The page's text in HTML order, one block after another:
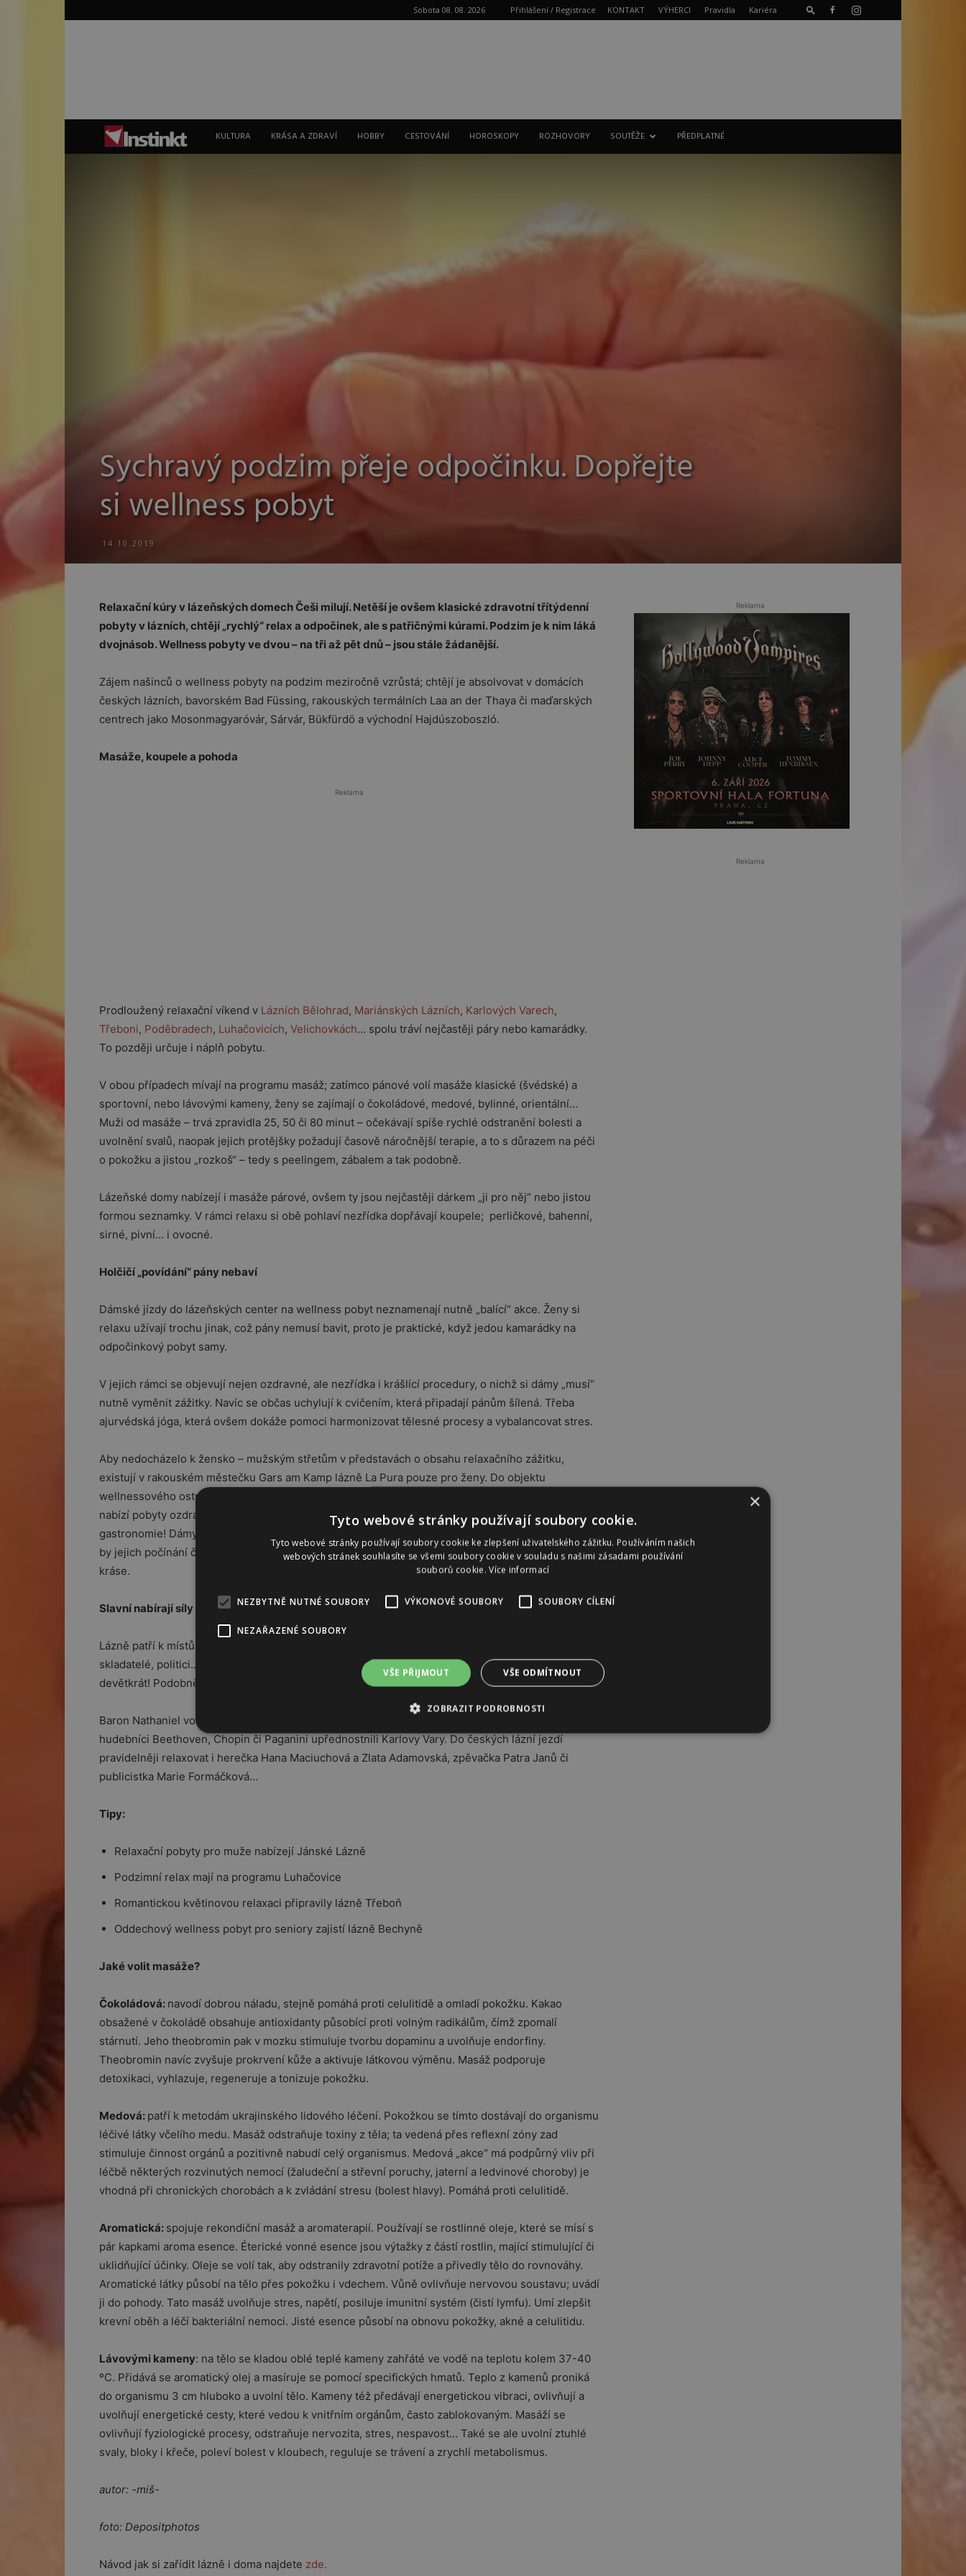
Sobota 08. 08. 2026 Přihlášení / Registrace KONTAKT VÝHERCI Pravidla Kariéra
Instinkt
KULTURA KRÁSA A ZDRAVÍ HOBBY CESTOVÁNÍ HOROSKOPY ROZHOVORY SOUTĚŽE PŘEDPLATNÉ
Sychravý podzim přeje odpočinku. Dopřejte
si wellness pobyt
14.10.2019
Relaxační kúry v lázeňských domech Češi milují. Netěší je ovšem klasické zdravotní třítýdenní
pobyty v lázních, chtějí „rychlý“ relax a odpočinek, ale s patřičnými kúrami. Podzim je k nim láká
dvojnásob. Wellness pobyty ve dvou – na tři až pět dnů – jsou stále žádanější.
Zájem našinců o wellness pobyty na podzim meziročně vzrůstá; chtějí je absolvovat v domácích
českých lázních, bavorském Bad Füssing, rakouských termálních Laa an der Thaya či maďarských
centrech jako Mosonmagyaróvár, Sárvár, Bükfürdö a východní Hajdúszoboszló.
Masáže, koupele a pohoda
Reklama
Prodloužený relaxační víkend v Lázních Bělohrad, Mariánských Lázních, Karlových Varech,
Třeboni, Poděbradech, Luhačovicích, Velichovkách… spolu tráví nejčastěji páry nebo kamarádky.
To později určuje i náplň pobytu.
V obou případech mívají na programu masáž; zatímco pánové volí masáže klasické (švédské) a
sportovní, nebo lávovými kameny, ženy se zajímají o čokoládové, medové, bylinné, orientální…
Muži od masáže – trvá zpravidla 25, 50 či 80 minut – očekávají spíše rychlé odstranění bolesti a
uvolnění svalů, naopak jejich protějšky požadují časově náročnější terapie, a to s důrazem na péči
o pokožku a jistou „rozkoš“ – tedy s peelingem, zábalem a tak podobně.
Lázeňské domy nabízejí i masáže párové, ovšem ty jsou nejčastěji dárkem „ji pro něj“ nebo jistou
formou seznamky. V rámci relaxu si obě pohlaví nezřídka dopřávají koupele; perličkové, bahenní,
sirné, pivní… i ovocné.
Holčičí „povídání“ pány nebaví
Dámské jízdy do lázeňských center na wellness pobyt neznamenají nutně „balící“ akce. Ženy si
relaxu užívají trochu jinak, což pány nemusí bavit, proto je praktické, když jedou kamarádky na
odpočinkový pobyt samy.
V jejich rámci se objevují nejen ozdravné, ale nezřídka i krášlící procedury, o nichž si dámy „musí“
nutně vyměnit zážitky. Navíc se občas uchylují k cvičením, která připadají pánům šílená. Třeba
ajurvédská jóga, která ovšem dokáže pomoci harmonizovat tělesné procesy a vybalancovat stres.
Aby nedocházelo k žensko – mužským střetům v představách o obsahu relaxačního zážitku,
existují v rakouském městečku Gars am Kamp lázně La Pura pouze pro ženy. Do objektu
wellnessového ostrůvku muži nesmí – pouze jako zaměstnanci. Rezidence v císařském stylu
nabízí pobyty ozdravné, krášlící, hubnoucí, a odpočinkové, to i za „doprovodu“ dietní zážitkové
gastronomie! Dámy se mohou procházet celý den po hotelu v županu, nenalíčené… bez obav, že
by jejich počínání či cvičení okukovali kritické oči pánů. Jim se ukáží až poté, v plné (opětné)
kráse.
Slavní nabírají síly v lázních
Lázně patří k místům odpočinku odedávna; v nich se odreagovávali slavní spisovatelé, hudební
skladatelé, politici… Britský král Edward VII. si zamiloval Mariánské Lázně, kde byl dokonce
devětkrát! Podobně jako J. W. Goethe.
Baron Nathaniel von Rotschild se léčil – stejně jako Viktor Dyk – v Lázních Kynžvart. To pánové
hudebníci Beethoven, Chopin či Paganini upřednostnili Karlovy Vary. Do českých lázní jezdí
pravidelněji relaxovat i herečka Hana Maciuchová a Zlata Adamovská, zpěvačka Patra Janů či
publicistka Marie Formáčková…
Tipy:
Relaxační pobyty pro muže nabízejí Jánské Lázně
Podzimní relax mají na programu Luhačovice
Romantickou květinovou relaxaci připravily lázně Třeboň
Oddechový wellness pobyt pro seniory zajistí lázně Bechyně
Jaké volit masáže?
Čokoládová: navodí dobrou náladu, stejně pomáhá proti celulitidě a omladí pokožku. Kakao
obsažené v čokoládě obsahuje antioxidanty působící proti volným radikálům, čímž zpomalí
stárnutí. Jeho theobromin pak v mozku stimuluje tvorbu dopaminu a uvolňuje endorfiny.
Theobromin navíc zvyšuje prokrvení kůže a aktivuje látkovou výměnu. Masáž podporuje
detoxikaci, vyhlazuje, regeneruje a tonizuje pokožku.
Medová: patří k metodám ukrajinského lidového léčení. Pokožkou se tímto dostávají do organismu
léčivé látky včelího medu. Masáž odstraňuje toxiny z těla; ta vedená přes reflexní zóny zad
stimuluje činnost orgánů a pozitivně nabudí celý organismus. Medová „akce“ má podpůrný vliv při
léčbě některých rozvinutých nemocí (žaludeční a střevní poruchy, jaterní a ledvinové choroby) je
vhodná při chronických chorobách a k zvládání stresu (bolest hlavy). Pomáhá proti celulitidě.
Aromatická: spojuje rekondiční masáž a aromaterapií. Používají se rostlinné oleje, které se mísí s
pár kapkami aroma esence. Éterické vonné esence jsou výtažky z částí rostlin, mající stimulující či
uklidňující účinky. Oleje se volí tak, aby odstranily zdravotní potíže a přivedly tělo do rovnováhy.
Aromatické látky působí na tělo přes pokožku i vdechem. Vůně ovlivňuje nervovou soustavu; uvádí
ji do pohody. Tato masáž uvolňuje stres, napětí, posiluje imunitní systém (čistí lymfu). Umí zlepšit
krevní oběh a léčí bakteriální nemoci. Jisté esence působí na obnovu pokožky, akné a celulitidu.
Lávovými kameny: na tělo se kladou oblé teplé kameny zahřáté ve vodě na teplotu kolem 37-40
ºC. Přidává se aromatický olej a masíruje se pomocí specifických hmatů. Teplo z kamenů proniká
do organismu 3 cm hluboko a uvolní tělo. Kameny též předávají energetickou vibraci, ovlivňují a
uvolňují energetické cesty, které vedou k vnitřním orgánům, často zablokovaným. Masáží se
ovlivňují fyziologické procesy, odstraňuje nervozita, stres, nespavost… Také se ale uvolní ztuhlé
svaly, bloky i křeče, poleví bolest v kloubech, reguluje se trávení a zrychlí metabolismus.
autor: -miš-
foto: Depositphotos
Návod jak si zařídit lázně i doma najdete zde.
Reklama
Reklama
×
Tyto webové stránky používají soubory cookie.
Tyto webové stránky používají soubory cookie ke zlepšení uživatelského zážitku. Používáním našich
webových stránek souhlasíte se všemi soubory cookie v souladu s našimi zásadami používání
souborů cookie.Více informací
NEZBYTNĚ NUTNÉ SOUBORY VÝKONOVÉ SOUBORY SOUBORY CÍLENÍ
NEZAŘAZENÉ SOUBORY
VŠE PŘIJMOUT VŠE ODMÍTNOUT
ZOBRAZIT PODROBNOSTI